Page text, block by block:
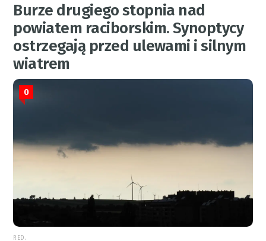
Burze drugiego stopnia nad
powiatem raciborskim. Synoptycy
ostrzegają przed ulewami i silnym
wiatrem
0
RED.